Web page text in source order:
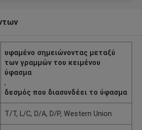
υφαμένο σημειώνοντας μεταξύ
των γραμμών του κειμένου
ύφασμα
,
δεσμός που διασυνδέει το ύφασμα
T/T, L/C, D/A, D/P, Western Union